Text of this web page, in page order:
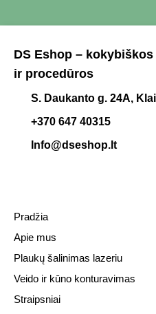
DS Eshop –
ir procedūros
S. Daukanto g. 24A,
+370 647 40315
Info@dseshop.lt
Pradžia
Apie mus
Plaukų šalinimas lazeriu
Veido ir kūno konturavimas
Straipsniai